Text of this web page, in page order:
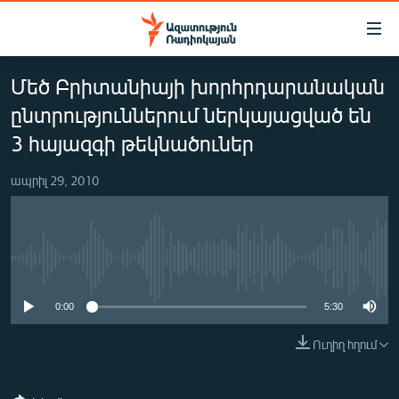
Մատչելիության
հիմնական
բովանդակությանը
Անցնել
հիմնական
մենյուին
Որոնում
ԱԶԱՏՈՒԹՅՈՒՆ TV
ՀԱՅԱՍՏԱՆ
ՔԱՂԱՔԱԿԱՆ
ԸՆՏՐՈՒԹՅՈՒՆՆԵՐ 2026
ՂԱՐԱԲԱՂ
Մեծ Բրիտանիայի խորհրդարանական
ընտրություններում ներկայացված են
3 հայազգի թեկնածուներ
ապրիլ 29, 2010
0:00 5:30
Ուղիղ հղում